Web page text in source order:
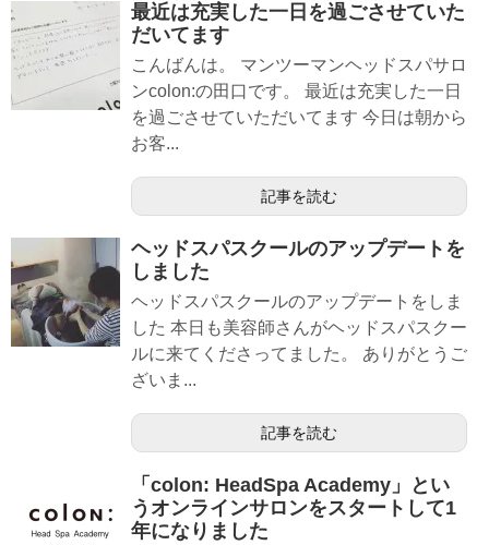
最近は充実した一日を過ごさせていた
だいてます
こんばんは。 マンツーマンヘッドスパサロ
ンcolon:の田口です。 最近は充実した一日
を過ごさせていただいてます 今日は朝から
お客...
記事を読む
ヘッドスパスクールのアップデートを
しました
ヘッドスパスクールのアップデートをしま
した 本日も美容師さんがヘッドスパスクー
ルに来てくださってました。 ありがとうご
ざいま...
記事を読む
「colon: HeadSpa Academy」とい
うオンラインサロンをスタートして1
年になりました